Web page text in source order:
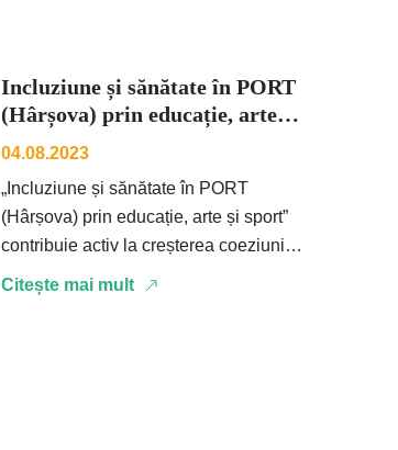
Incluziune și sănătate în PORT
(Hârșova) prin educație, arte și
sport
04.08.2023
„Incluziune și sănătate în PORT
(Hârșova) prin educație, arte și sport”
contribuie activ la creșterea coeziunii
economice şi sociale la nivel naţional
Citește mai mult